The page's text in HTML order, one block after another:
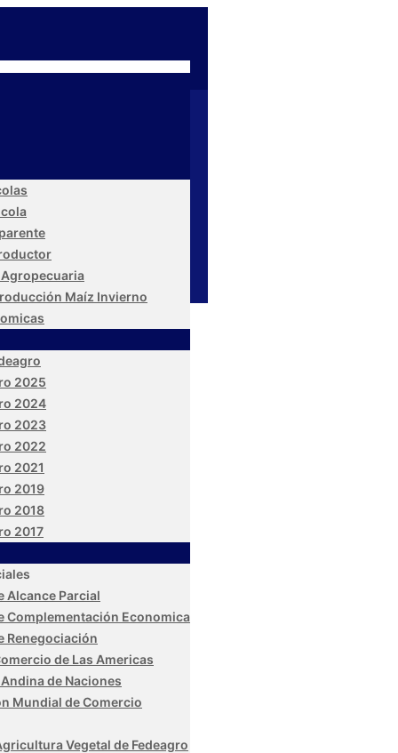
Maíz Invierno
2025
2024
2023
2022
2021
2019
2018
2017
Alcance Parcial
Complementación Economica
Renegociación
de Las Americas
de Naciones
Mundial de Comercio
Vegetal de Fedeagro